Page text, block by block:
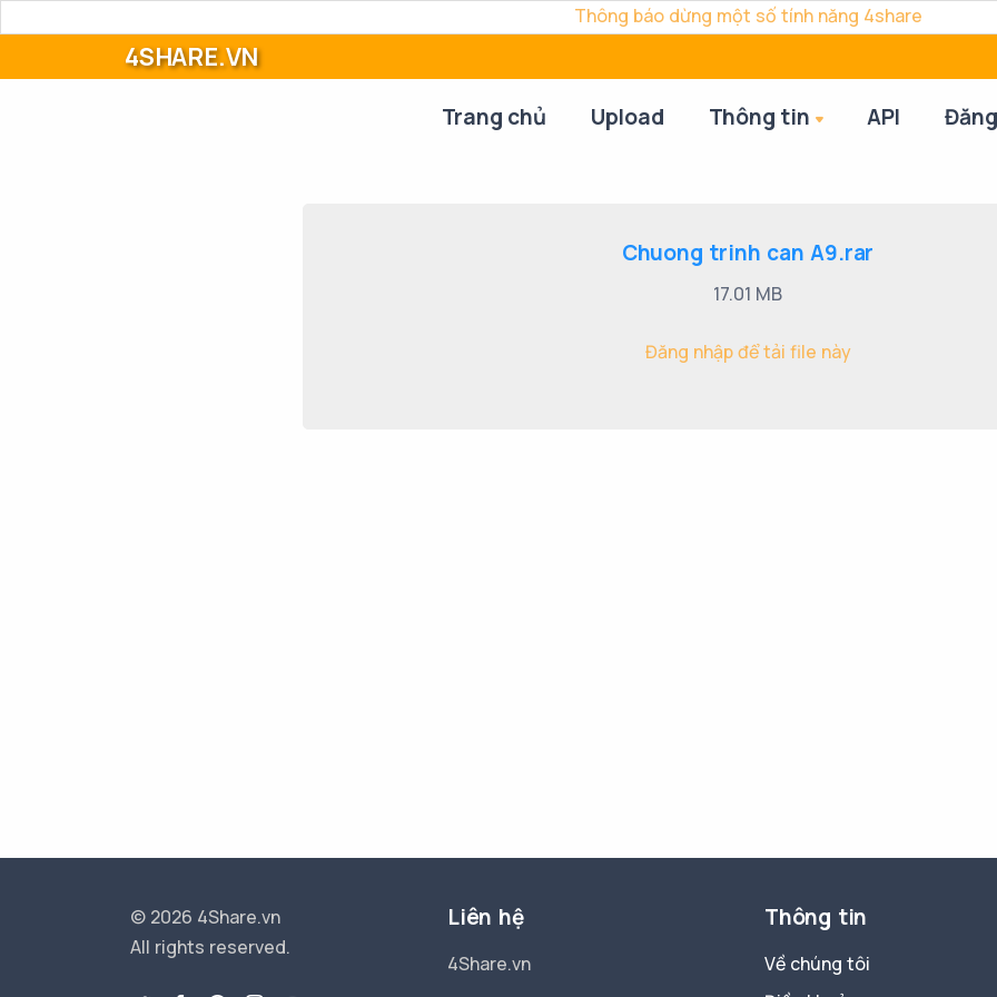
Thông báo dừng một số tính năng 4share
4SHARE.VN
Trang chủ Upload Thông tin API
Chuong trinh can A9.rar
17.01 MB
Đăng nhập để tải file này
© 2026 4Share.vn
All rights reserved.
Liên hệ
4Share.vn
Thông tin
Về chúng tôi